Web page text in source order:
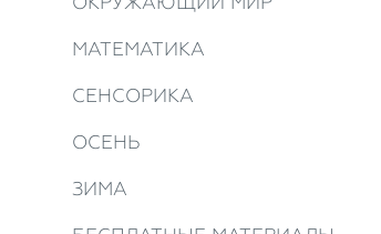
МАТЕМАТИКА
СЕНСОРИКА
ОСЕНЬ
ЗИМА